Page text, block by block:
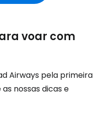
voar com
Airways pela primeira
nossas dicas e